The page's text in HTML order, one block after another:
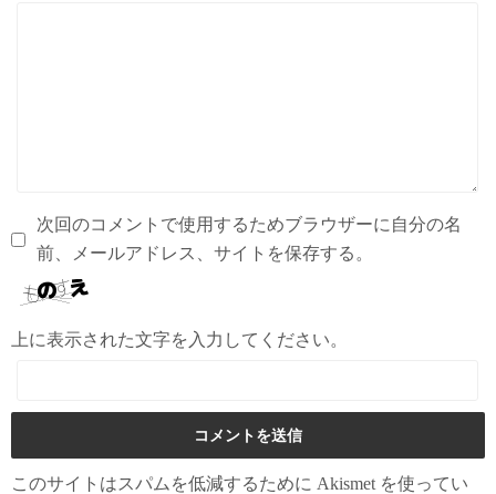
次回のコメントで使用するためブラウザーに自分の名
前、メールアドレス、サイトを保存する。
上に表示された文字を入力してください。
このサイトはスパムを低減するために Akismet を使ってい